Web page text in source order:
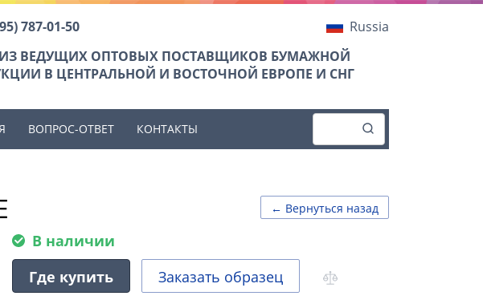
787-01-50
Russia
ВЕДУЩИХ ОПТОВЫХ ПОСТАВЩИКОВ БУМАЖНОЙ
В ЦЕНТРАЛЬНОЙ И ВОСТОЧНОЙ ЕВРОПЕ И СНГ
ВОПРОС-ОТВЕТ КОНТАКТЫ
← Вернуться назад
В наличии
Где купить
Заказать образец